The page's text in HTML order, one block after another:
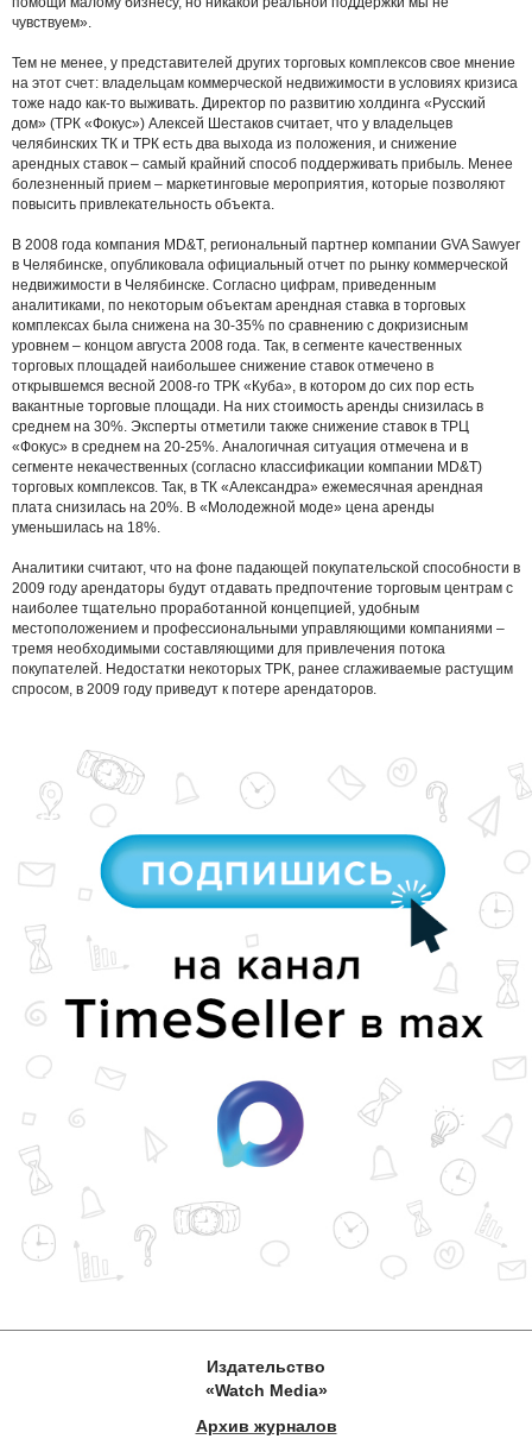
чувствуем».
Тем не менее, у представителей других торговых комплексов свое мнение
на этот счет: владельцам коммерческой недвижимости в условиях кризиса
тоже надо как-то выживать. Директор по развитию холдинга «Русский
дом» (ТРК «Фокус») Алексей Шестаков считает, что у владельцев
челябинских ТК и ТРК есть два выхода из положения, и снижение
арендных ставок – самый крайний способ поддерживать прибыль. Менее
болезненный прием – маркетинговые мероприятия, которые позволяют
повысить привлекательность объекта.
В 2008 года компания MD&T, региональный партнер компании GVA Sawyer
в Челябинске, опубликовала официальный отчет по рынку коммерческой
недвижимости в Челябинске. Согласно цифрам, приведенным
аналитиками, по некоторым объектам арендная ставка в торговых
комплексах была снижена на 30-35% по сравнению с докризисным
уровнем – концом августа 2008 года. Так, в сегменте качественных
торговых площадей наибольшее снижение ставок отмечено в
открывшемся весной 2008-го ТРК «Куба», в котором до сих пор есть
вакантные торговые площади. На них стоимость аренды снизилась в
среднем на 30%. Эксперты отметили также снижение ставок в ТРЦ
«Фокус» в среднем на 20-25%. Аналогичная ситуация отмечена и в
сегменте некачественных (согласно классификации компании MD&T)
торговых комплексов. Так, в ТК «Александра» ежемесячная арендная
плата снизилась на 20%. В «Молодежной моде» цена аренды
уменьшилась на 18%.
Аналитики считают, что на фоне падающей покупательской способности в
2009 году арендаторы будут отдавать предпочтение торговым центрам с
наиболее тщательно проработанной концепцией, удобным
местоположением и профессиональными управляющими компаниями –
тремя необходимыми составляющими для привлечения потока
покупателей. Недостатки некоторых ТРК, ранее сглаживаемые растущим
спросом, в 2009 году приведут к потере арендаторов.
Издательство
«Watch Media»
Архив журналов